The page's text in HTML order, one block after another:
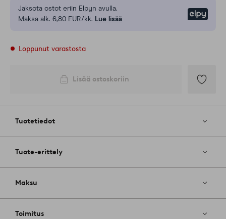
Jaksota ostot eriin Elpyn avulla.
Maksa alk. 6,80 EUR/kk. Lue lisää
Loppunut varastosta
Lisää ostoskoriin
Tuotetiedot
Tuote-erittely
Maksu
Toimitus